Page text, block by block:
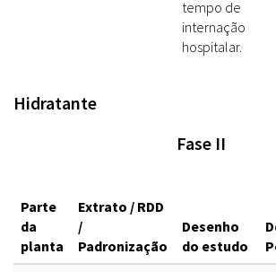
tempo de
internação
hospitalar.
Hidratante
Fase II
Parte
da
planta
Extrato / RDD
/
Padronização
Desenho
do estudo